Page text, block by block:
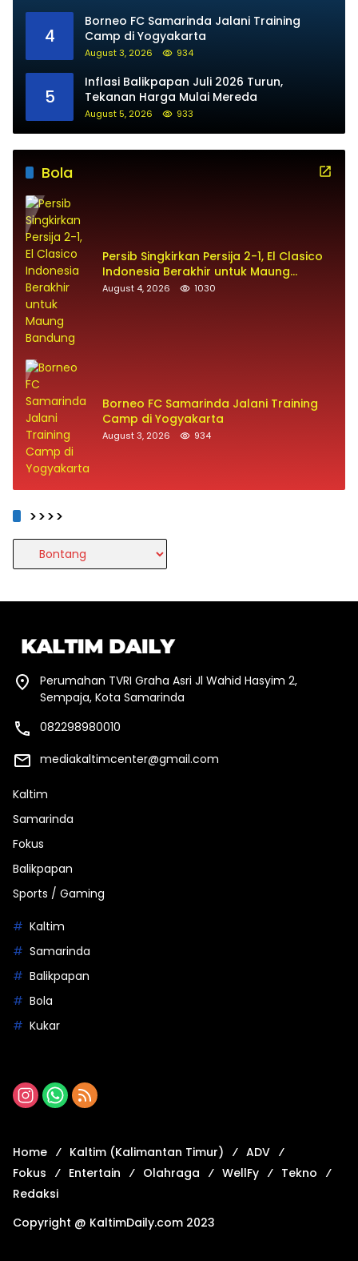
4
Borneo FC Samarinda Jalani Training
Camp di Yogyakarta
August 3, 2026 934
5
Inflasi Balikpapan Juli 2026 Turun,
Tekanan Harga Mulai Mereda
August 5, 2026 933
Bola
Persib Singkirkan Persija 2-1, El Clasico
Indonesia Berakhir untuk Maung
Bandung
August 4, 2026 1030
Borneo FC Samarinda Jalani Training
Camp di Yogyakarta
August 3, 2026 934
>>>>
Perumahan TVRI Graha Asri Jl Wahid Hasyim 2,
Sempaja, Kota Samarinda
082298980010
mediakaltimcenter@gmail.com
Kaltim
Samarinda
Fokus
Balikpapan
Sports / Gaming
Kaltim
Samarinda
Balikpapan
Bola
Kukar
Home Kaltim (Kalimantan Timur)
ADV
Fokus
Entertain Olahraga WellFy
Tekno
Redaksi
Copyright @ KaltimDaily.com 2023